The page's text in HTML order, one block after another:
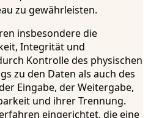
zu gewährleisten.
insbesondere die
Integrität und
Kontrolle des physischen
zu den Daten als auch des
Eingabe, der Weitergabe,
und ihrer Trennung.
eingerichtet, die eine